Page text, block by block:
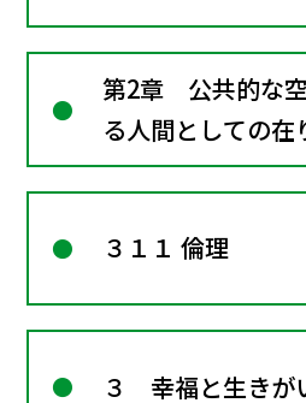
第2章 公共的な
る人間としての在
―共に生きるため
３１１ 倫理
３ 幸福と生きが